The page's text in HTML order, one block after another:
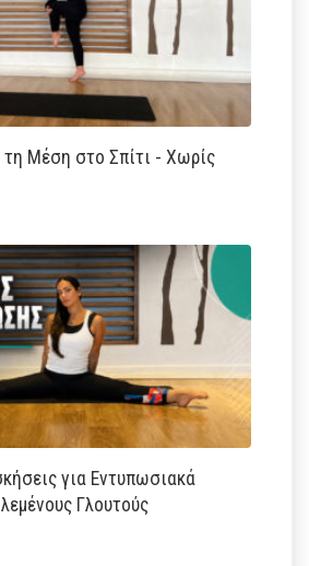
τη Μέση στο Σπίτι - Χωρίς
για Εντυπωσιακά
Γλουτούς